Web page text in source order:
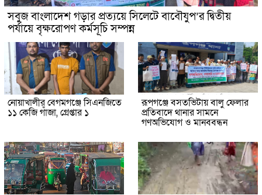
সবুজ বাংলাদেশ গড়ার প্রত্যয়ে সিলেটে বাবৌযুপ’র দ্বিতীয়
পর্যায়ে বৃক্ষরোপণ কর্মসূচি সম্পন্ন
নোয়াখালীর বেগমগঞ্জে সিএনজিতে
১১ কেজি গাঁজা, গ্রেপ্তার ১
রূপগঞ্জে বসতভিটায় বালু ফেলার
প্রতিবাদে থানার সামনে
গণঅভিযোগ ও মানববন্ধন